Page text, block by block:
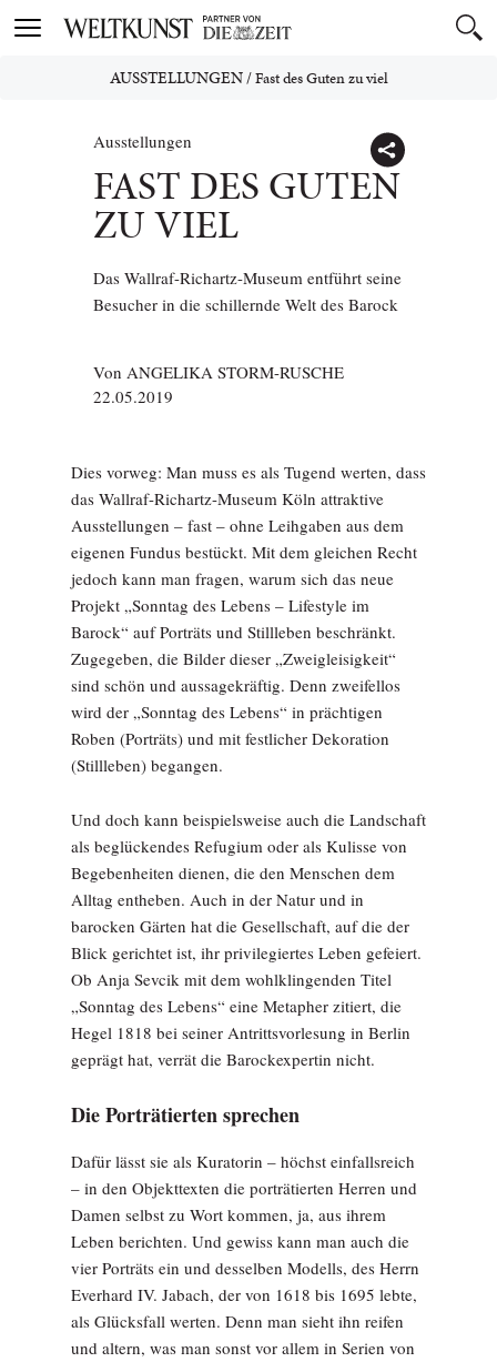
Toggle
AUSSTELLUNGEN/Fast des Guten zu viel
Ausstellungen
FAST DES GUTEN
ZU VIEL
Das Wallraf-Richartz-Museum entführt seine
Besucher in die schillernde Welt des Barock
Von ANGELIKA STORM-RUSCHE
22.05.2019
Dies vorweg: Man muss es als Tugend werten, dass
das Wallraf-Richartz-Museum Köln attraktive
Ausstellungen – fast – ohne Leihgaben aus dem
eigenen Fundus bestückt. Mit dem gleichen Recht
jedoch kann man fragen, warum sich das neue
Projekt „Sonntag des Lebens – Lifestyle im
Barock“ auf Porträts und Stillleben beschränkt.
Zugegeben, die Bilder dieser „Zweigleisigkeit“
sind schön und aussagekräftig. Denn zweifellos
wird der „Sonntag des Lebens“ in prächtigen
Roben (Porträts) und mit festlicher Dekoration
(Stillleben) begangen.
Und doch kann beispielsweise auch die Landschaft
als beglückendes Refugium oder als Kulisse von
Begebenheiten dienen, die den Menschen dem
Alltag entheben. Auch in der Natur und in
barocken Gärten hat die Gesellschaft, auf die der
Blick gerichtet ist, ihr privilegiertes Leben gefeiert.
Ob Anja Sevcik mit dem wohlklingenden Titel
„Sonntag des Lebens“ eine Metapher zitiert, die
Hegel 1818 bei seiner Antrittsvorlesung in Berlin
geprägt hat, verrät die Barockexpertin nicht.
Die Porträtierten sprechen
Dafür lässt sie als Kuratorin – höchst einfallsreich
– in den Objekttexten die porträtierten Herren und
Damen selbst zu Wort kommen, ja, aus ihrem
Leben berichten. Und gewiss kann man auch die
vier Porträts ein und desselben Modells, des Herrn
Everhard IV. Jabach, der von 1618 bis 1695 lebte,
als Glücksfall werten. Denn man sieht ihn reifen
und altern, was man sonst vor allem in Serien von